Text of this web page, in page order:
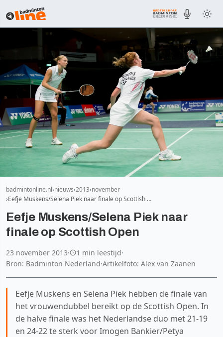
badmintonline.nl nieuws 2013 november
Eefje Muskens/Selena Piek naar finale op Scottish …
Eefje Muskens/Selena Piek naar
finale op Scottish Open
23 november 2013· 1 min leestijd·
Bron: Badminton Nederland·Artikelfoto: Alex van Zaanen
Eefje Muskens en Selena Piek hebben de finale van
het vrouwendubbel bereikt op de Scottish Open. In
de halve finale was het Nederlandse duo met 21-19
en 24-22 te sterk voor Imogen Bankier/Petya